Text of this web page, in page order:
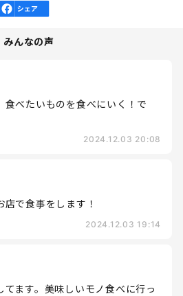
みんなの声
食べたいものを食べにいく！で
2024.12.03 20:08
で食事をします！
2024.12.03 19:14
てます。美味しいモノ食べに行っ